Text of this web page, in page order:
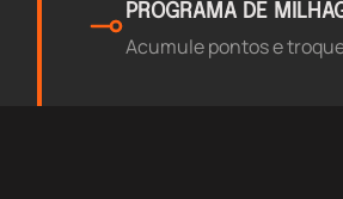
PROGRAMA DE
Acumule pontos e